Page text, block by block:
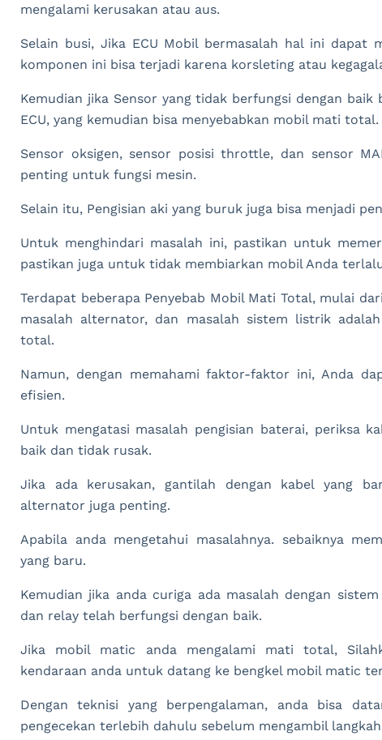
mengalami kerusakan atau aus.
Selain busi, Jika ECU Mobil bermasalah hal ini dapat
komponen ini bisa terjadi karena korsleting atau
Kemudian jika Sensor yang tidak berfungsi dengan
ECU, yang kemudian bisa menyebabkan mobil mati total.
Sensor oksigen, sensor posisi throttle, dan sensor
penting untuk fungsi mesin.
Selain itu, Pengisian aki yang buruk juga bisa menjadi
Untuk menghindari masalah ini, pastikan untuk
pastikan juga untuk tidak membiarkan mobil Anda
Terdapat beberapa Penyebab Mobil Mati Total, mulai
masalah alternator, dan masalah sistem listrik
total.
Namun, dengan memahami faktor-faktor ini, Anda
efisien.
Untuk mengatasi masalah pengisian baterai, periksa
baik dan tidak rusak.
Jika ada kerusakan, gantilah dengan kabel yang
alternator juga penting.
Apabila anda mengetahui masalahnya. sebaiknya
yang baru.
Kemudian jika anda curiga ada masalah dengan
dan relay telah berfungsi dengan baik.
Jika mobil matic anda mengalami mati total,
kendaraan anda untuk datang ke bengkel mobil matic
Dengan teknisi yang berpengalaman, anda bisa
pengecekan terlebih dahulu sebelum mengambil